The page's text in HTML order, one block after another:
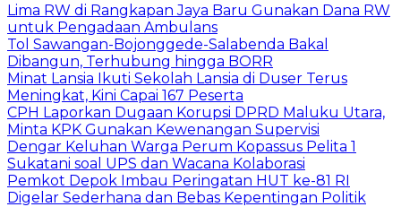
Lima RW di Rangkapan Jaya Baru Gunakan Dana RW
untuk Pengadaan Ambulans
Tol Sawangan-Bojonggede-Salabenda Bakal
Dibangun, Terhubung hingga BORR
Minat Lansia Ikuti Sekolah Lansia di Duser Terus
Meningkat, Kini Capai 167 Peserta
CPH Laporkan Dugaan Korupsi DPRD Maluku Utara,
Minta KPK Gunakan Kewenangan Supervisi
Dengar Keluhan Warga Perum Kopassus Pelita 1
Sukatani soal UPS dan Wacana Kolaborasi
Pemkot Depok Imbau Peringatan HUT ke-81 RI
Digelar Sederhana dan Bebas Kepentingan Politik